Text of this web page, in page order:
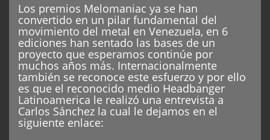
Los premios Melomaniac ya se han
convertido en un pilar fundamental del
movimiento del metal en Venezuela, en 6
ediciones han sentado las bases de un
proyecto que esperamos continúe por
muchos años más. Internacionalmente
también se reconoce este esfuerzo y por ello
es que el reconocido medio Headbanger
Latinoamerica le realizó una entrevista a
Carlos Sánchez la cual le dejamos en el
siguiente enlace: